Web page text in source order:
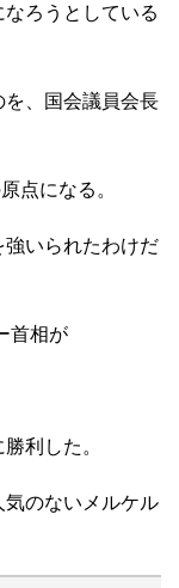
ろうとしている
、国会議員会長
点になる。
強いられたわけだ
首相が
利した。
気のないメルケル